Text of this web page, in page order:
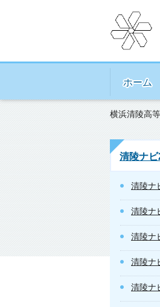
ホーム
横浜清陵高
清陵ナ
清陵ナ
清陵ナ
清陵
清陵ナ
清陵ナ